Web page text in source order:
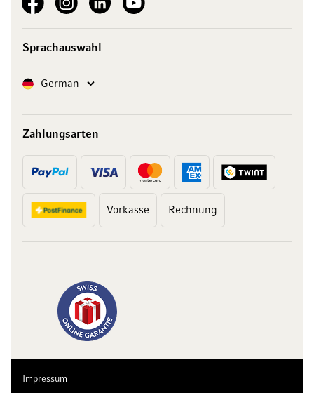
Sprachauswahl
SpracheGerman
Zahlungsarten
Vorkasse Rechnung
Impressum